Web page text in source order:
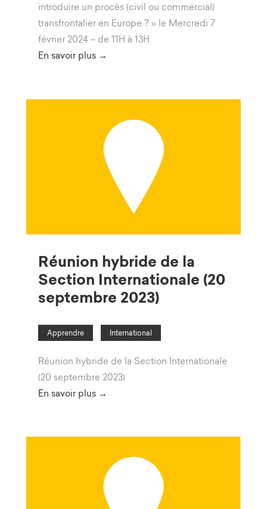
introduire un procès (civil ou commercial)
transfrontalier en Europe ? » le Mercredi 7
février 2024 – de 11H à 13H
En savoir plus →
Réunion hybride de la
Section Internationale (20
septembre 2023)
Apprendre International
Réunion hybride de la Section Internationale
(20 septembre 2023)
En savoir plus →